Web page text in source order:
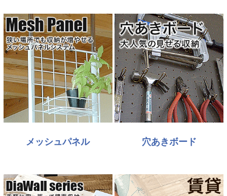
メッシュパネル 穴あきボード